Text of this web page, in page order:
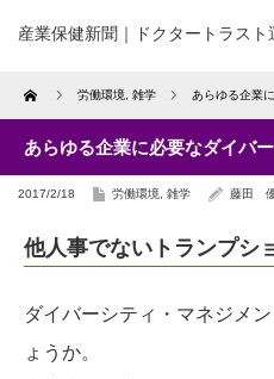
産業保健新聞｜ドクタートラスト
Home 労働環境 雑学 あらゆる企業
あらゆる企業に必要なダイバ
2017/2/18 労働環境 雑学 藤田
他人事でないトランプシ
ダイバーシティ・マネジメ
ょうか。